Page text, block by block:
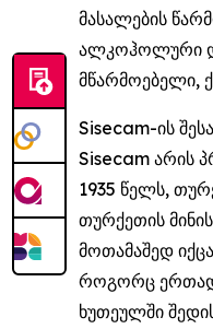
მასალების
ალკოჰოლური
მწარმოებელი,
Sisecam-ის
Sisecam არის
1935 წელს,
თურქეთის
მოთამაშედ
როგორც
ხუთეულში